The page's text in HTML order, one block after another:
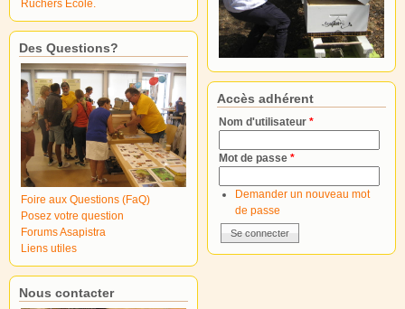
Ruchers École.
Des Questions?
Foire aux Questions (FaQ)
Posez votre question
Forums Asapistra
Liens utiles
Nous contacter
Accès adhérent
Nom d'utilisateur *
Mot de passe *
Demander un nouveau mot
de passe